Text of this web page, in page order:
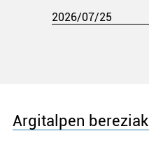
2026/07/25
Argitalpen bereziak